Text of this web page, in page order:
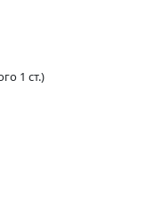
1 ст.)